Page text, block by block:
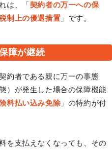
は、「契約者の万一への保
制上の優遇措置 」です。
障が継続
約者である親に万一の事態
）が発生した場合の保障機能
料払い込み免除 」の特約が付
を支払えなくなっても、その